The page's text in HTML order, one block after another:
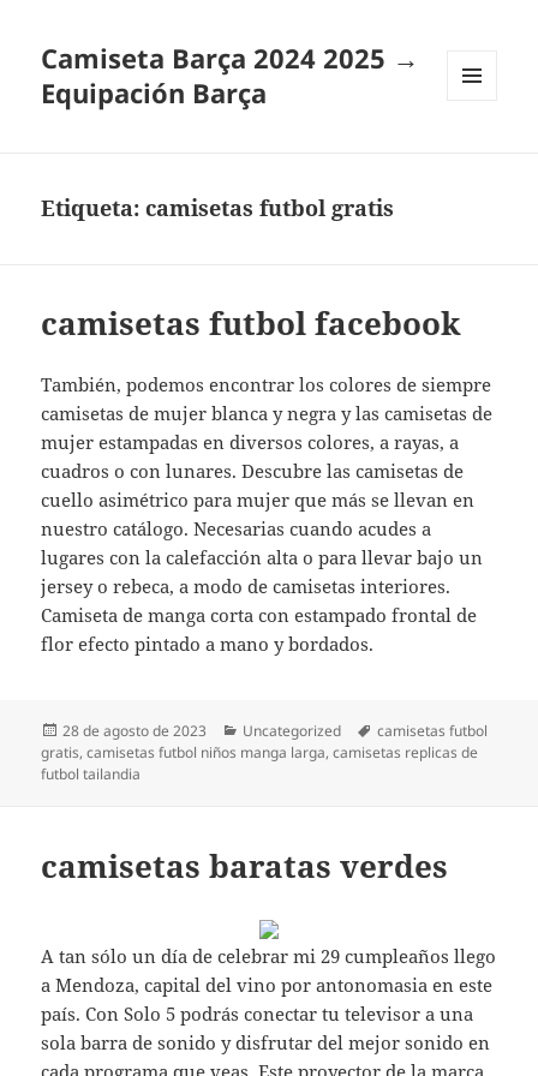
Camiseta Barça 2024 2025 →
Equipación Barça
Etiqueta:camisetas futbol gratis
camisetas futbol facebook
También, podemos encontrar los colores de siempre
camisetas de mujer blanca y negra y las camisetas de
mujer estampadas en diversos colores, a rayas, a
cuadros o con lunares. Descubre las camisetas de
cuello asimétrico para mujer que más se llevan en
nuestro catálogo. Necesarias cuando acudes a
lugares con la calefacción alta o para llevar bajo un
jersey o rebeca, a modo de camisetas interiores.
Camiseta de manga corta con estampado frontal de
flor efecto pintado a mano y bordados.
Publicado
el
28 de agosto de 2023 Categorías
Uncategorized Etiquetas
camisetas futbol
gratis,camisetas futbol niños manga larga,camisetas replicas de
futbol tailandia
camisetas baratas verdes
A tan sólo un día de celebrar mi 29 cumpleaños llego
a Mendoza, capital del vino por antonomasia en este
país. Con Solo 5 podrás conectar tu televisor a una
sola barra de sonido y disfrutar del mejor sonido en
cada programa que veas. Este proyector de la marca